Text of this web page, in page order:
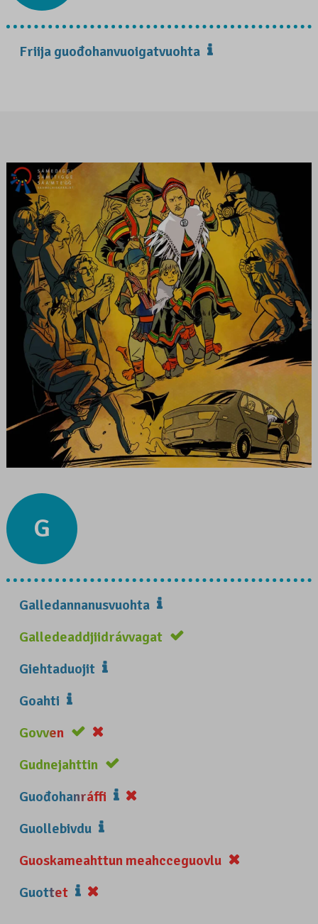
Friija guođohanvuoigatvuohta
G
Galledannanusvuohta
Galledeaddjiidrávvagat
Giehtaduojit
Goahti
Govven
Gudnejahttin
Guođohanráffi
Guollebivdu
Guoskameahttun meahcceguovlu
Guottet